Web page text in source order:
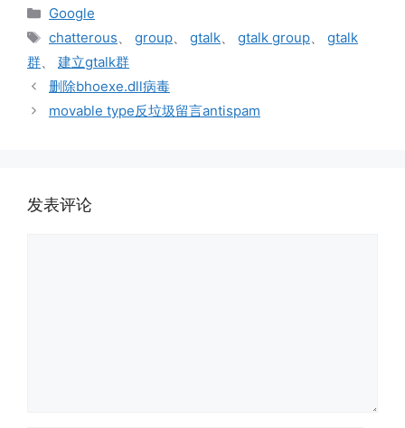
分
类
Google
标
签
chatterous、 group、 gtalk、 gtalk group、 gtalk
群、 建立gtalk群
删除bhoexe.dll病毒
movable type反垃圾留言antispam
发表评论